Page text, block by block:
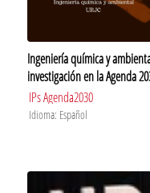
Ingeniería química y
investigación en la Agenda
IPs Agenda2030
Idioma: Español